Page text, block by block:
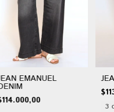
EMANUEL
3